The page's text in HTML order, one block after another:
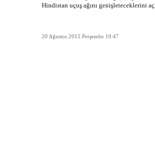
Hindistan uçuş ağını genişleteceklerini
20 Ağustos 2015 Perşembe 10:47